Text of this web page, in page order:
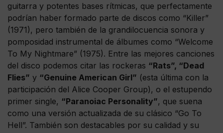
guitarra y potentes bases rítmicas, que perfectamente
podrían haber formado parte de discos como “Killer”
(1971), pero también de la grandilocuencia sonora y
pomposidad instrumental de álbumes como “Welcome
To My Nightmare” (1975). Entre las mejores canciones
del disco podemos citar las rockeras “Rats”, “Dead
Flies” y “Genuine American Girl” (esta última con la
participación del Alice Cooper Group), o el estupendo
primer single, “Paranoiac Personality”, que suena
como una versión actualizada de su clásico “Go To
Hell”. También son destacables por su calidad y su